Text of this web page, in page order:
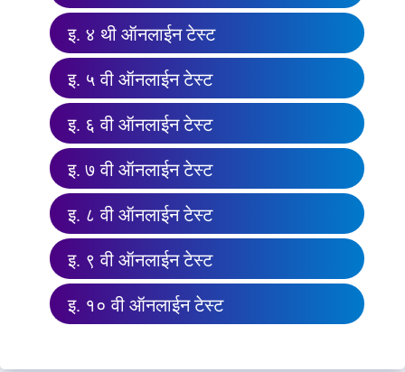
इ. ४ थी ऑनलाईन टेस्ट
इ. ५ वी ऑनलाईन टेस्ट
इ. ६ वी ऑनलाईन टेस्ट
इ. ७ वी ऑनलाईन टेस्ट
इ. ८ वी ऑनलाईन टेस्ट
इ. ९ वी ऑनलाईन टेस्ट
इ. १० वी ऑनलाईन टेस्ट